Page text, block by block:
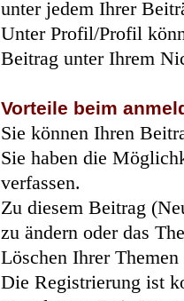
unter jedem Ihrer
Unter Profil/Profil
Beitrag unter Ihrem
Vorteile beim
Sie können Ihren
Sie haben die
verfassen.
Zu diesem Beitrag
zu ändern oder das
Löschen Ihrer
Die Registrierung ist